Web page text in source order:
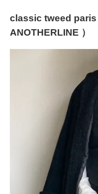
classic tweed
ANOTHERLINE ）